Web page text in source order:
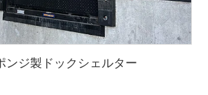
ンジ製ドックシェルター